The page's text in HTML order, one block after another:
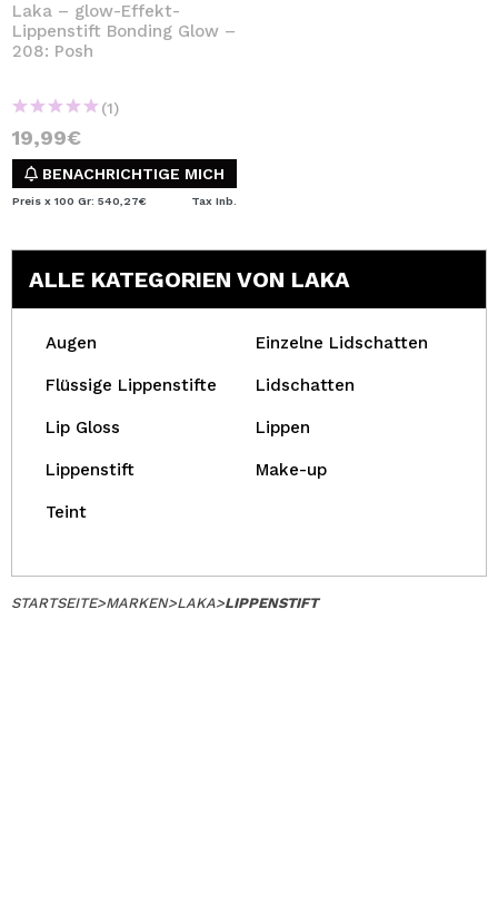
Laka – glow-Effekt-
Lippenstift Bonding Glow –
208: Posh
(1)
19,99€
BENACHRICHTIGE MICH
Preis x 100 Gr: 540,27€ Tax Inb.
ALLE KATEGORIEN VON LAKA
Augen Einzelne Lidschatten
Flüssige Lippenstifte Lidschatten
Lip Gloss Lippen
Lippenstift Make-up
Teint
STARTSEITE>MARKEN>LAKA>LIPPENSTIFT